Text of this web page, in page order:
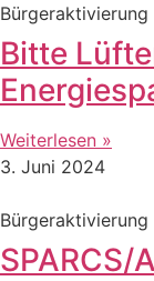
Bürgeraktivierung
Bitte
Weiterlesen »
3. Juni 2024
Bürgeraktivierung
SPARCS/